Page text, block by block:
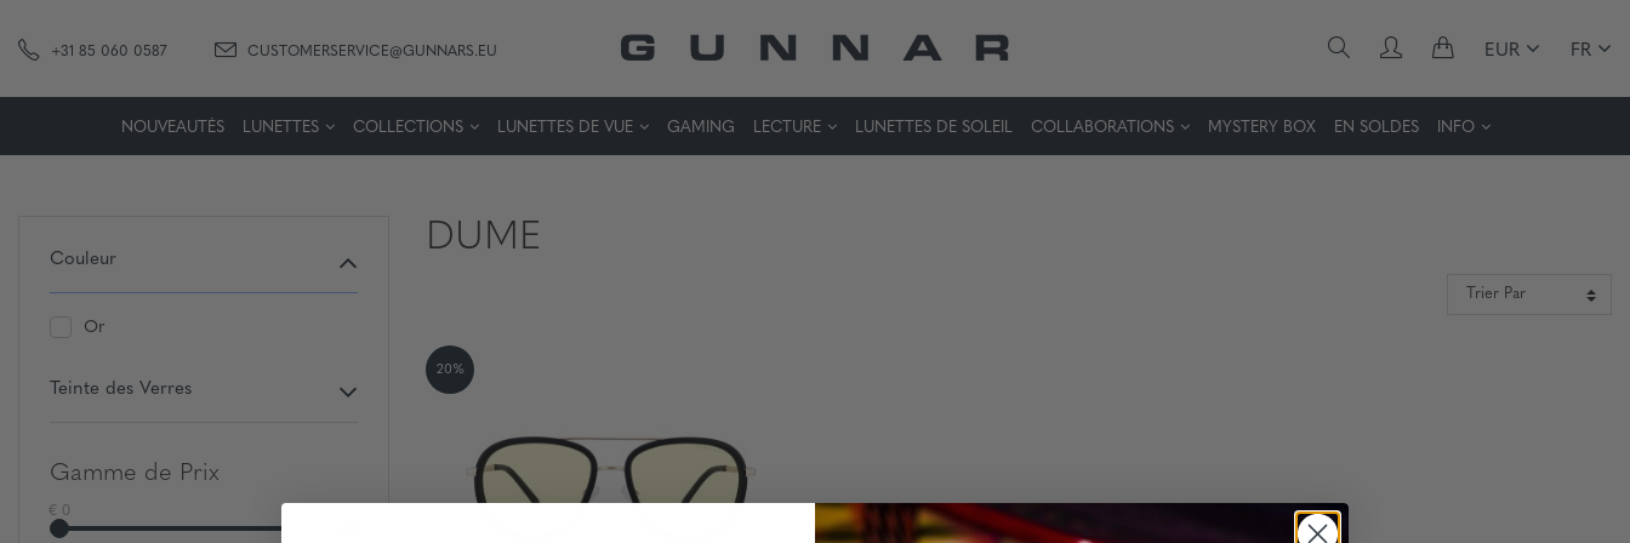
+31 85 060 0587 CUSTOMERSERVICE@GUNNARS.EU EUR FR
NOUVEAUTÉS LUNETTES COLLECTIONS LUNETTES DE VUE GAMING LECTURE LUNETTES DE SOLEIL COLLABORATIONS MYSTERY BOX EN SOLDES INFO
Couleur
Or
Teinte des Verres
Gamme de Prix
€ 0 € 500
DUME
20%